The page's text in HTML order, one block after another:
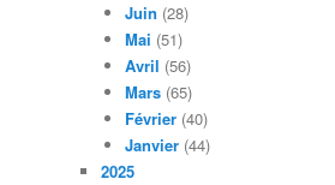
Juin (28)
Mai (51)
Avril (56)
Mars (65)
Février (40)
Janvier (44)
2025